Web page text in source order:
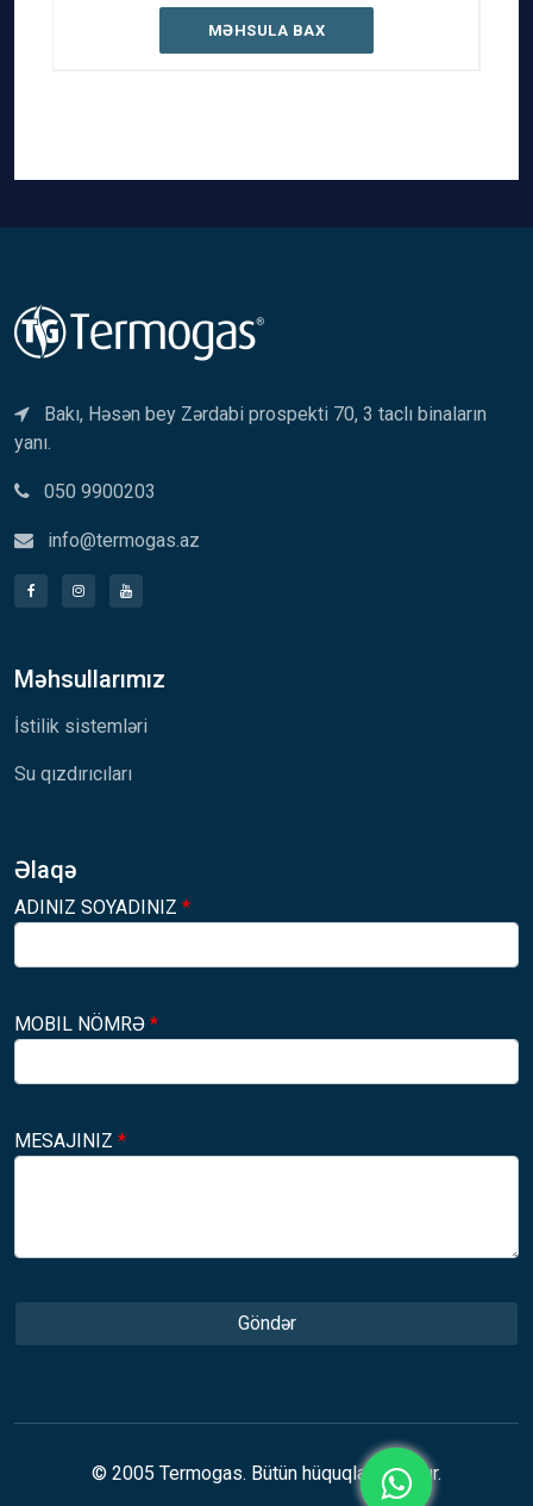
MƏHSULA BAX
Bakı, Həsən bey Zərdabi prospekti 70, 3 taclı binaların
yanı.
050 9900203
info@termogas.az
Məhsullarımız
İstilik sistemləri
Su qızdırıcıları
Əlaqə
ADINIZ SOYADINIZ *
MOBIL NÖMRƏ *
MESAJINIZ *
Göndər
© 2005 Termogas. Bütün hüquqlar qorunur.